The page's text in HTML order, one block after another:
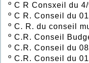
º C R Consxeil du
º C R. Conseil du
º C. R. du conseil
º C.R. Conseil
º C.R. Conseil du
º C.R. Conseil du